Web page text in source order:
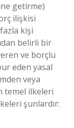
getirme)
ilişkisi
kişi
belirli bir
ve borçlu
eden yasal
veya
temel ilkeleri
şunlardır: